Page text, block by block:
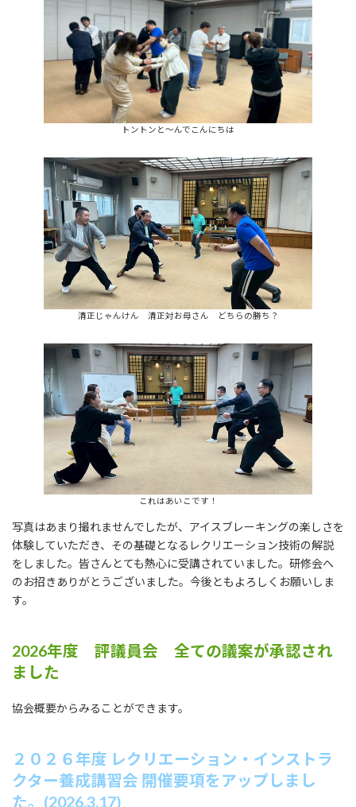
トントンと～んでこんにちは
清正じゃんけん 清正対お母さん どちらの勝ち？
これはあいこです！
写真はあまり撮れませんでしたが、アイスブレーキングの楽しさを
体験していただき、その基礎となるレクリエーション技術の解説
をしました。皆さんとても熱心に受講されていました。研修会へ
のお招きありがとうございました。今後ともよろしくお願いしま
す。
2026年度 評議員会 全ての議案が承認され
ました
協会概要からみることができます。
２０２６年度 レクリエーション・インストラ
クター養成講習会 開催要項をアップしまし
た。(2026.3.17)